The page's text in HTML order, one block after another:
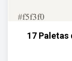
17 Paletas